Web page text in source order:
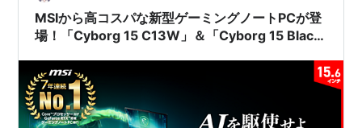
×320Hz」が実現す…
MSIから高コスパな新型ゲーミングノートPCが登
場！「Cyborg 15 C13W」＆「Cyborg 15 Black